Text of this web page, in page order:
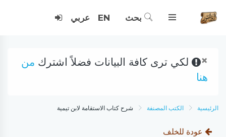
بحث EN عربي
× لكي ترى كافة البيانات فضلاً اشترك من
هنا
الرئيسية الكتب المصنفة شرح كتاب الاستقامة لابن تيمية
عودة للخلف